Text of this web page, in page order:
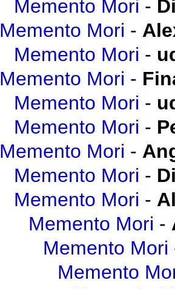
Memento Mori -
Memento Mori -
Memento Mori -
Memento Mori -
Memento Mori -
Memento Mori -
Memento Mori -
Memento Mori -
Memento Mori -
Memento Mori -
Memento Mori
Memento